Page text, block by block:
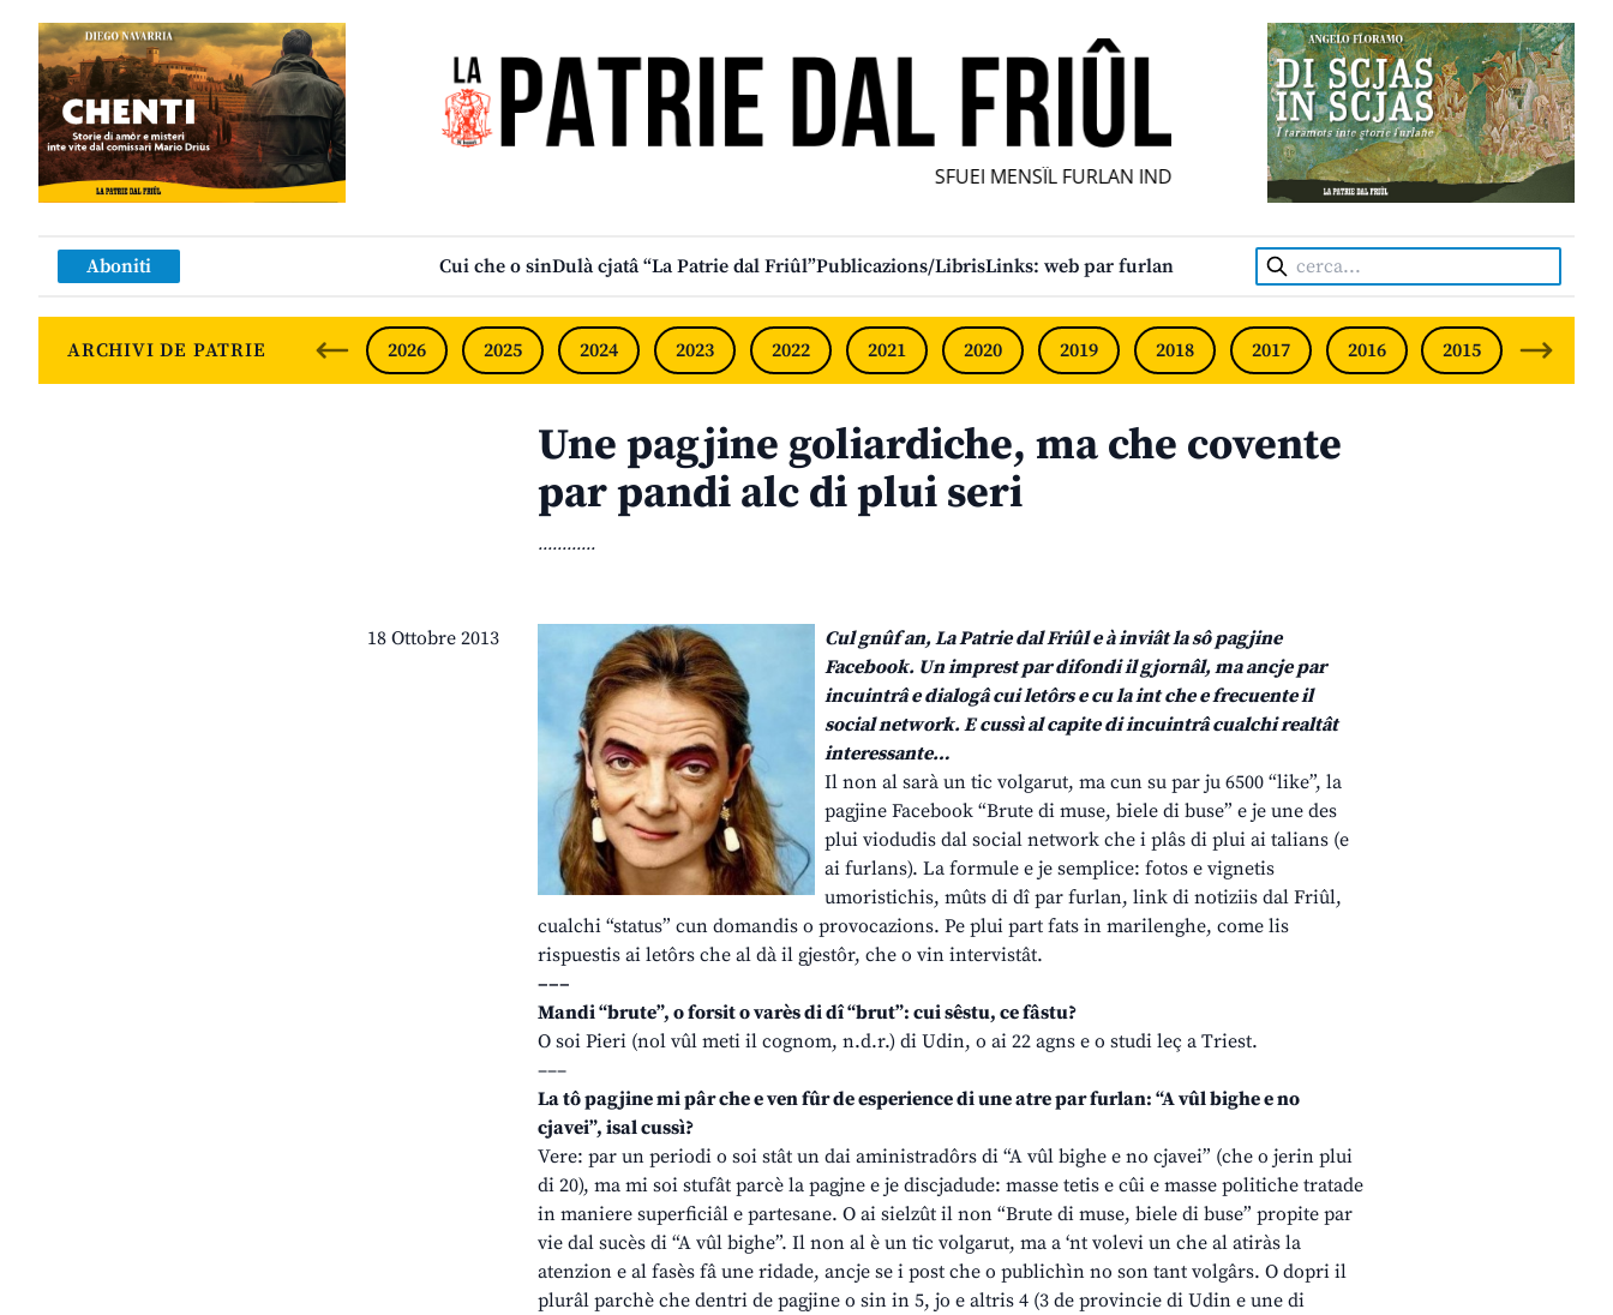
SFUEI MENSÎL FURLAN INDIPENDENT • INDEPENDENT FRIULIAN MONTHLY •
Aboniti Cui che o sinDulà cjatâ “La Patrie dal Friûl”Publicazions/LibrisLinks: web par furlan Cerca:
ARCHIVI DE PATRIE 2026 2025 2024 2023 2022 2021 2020 2019 2018 2017 2016 2015 2014
Une pagjine goliardiche, ma che covente
par pandi alc di plui seri
............
18 Ottobre 2013
Cul gnûf an, La Patrie dal Friûl e à inviât la sô pagjine
Facebook. Un imprest par difondi il gjornâl, ma ancje par
incuintrâ e dialogâ cui letôrs e cu la int che e frecuente il
social network. E cussì al capite di incuintrâ cualchi realtât
interessante…
Il non al sarà un tic volgarut, ma cun su par ju 6500 “like”, la
pagjine Facebook “Brute di muse, biele di buse” e je une des
plui viodudis dal social network che i plâs di plui ai talians (e
ai furlans). La formule e je semplice: fotos e vignetis
umoristichis, mûts di dî par furlan, link di notiziis dal Friûl,
cualchi “status” cun domandis o provocazions. Pe plui part fats in marilenghe, come lis
rispuestis ai letôrs che al dà il gjestôr, che o vin intervistât.
–––
Mandi “brute”, o forsit o varès di dî “brut”: cui sêstu, ce fâstu?
O soi Pieri (nol vûl meti il cognom, n.d.r.) di Udin, o ai 22 agns e o studi leç a Triest.
–––
La tô pagjine mi pâr che e ven fûr de esperience di une atre par furlan: “A vûl bighe e no
cjavei”, isal cussì?
Vere: par un periodi o soi stât un dai aministradôrs di “A vûl bighe e no cjavei” (che o jerin plui
di 20), ma mi soi stufât parcè la pagjne e je discjadude: masse tetis e cûi e masse politiche tratade
in maniere superficiâl e partesane. O ai sielzût il non “Brute di muse, biele di buse” propite par
vie dal sucès di “A vûl bighe”. Il non al è un tic volgarut, ma a ‘nt volevi un che al atiràs la
atenzion e al fasès fâ une ridade, ancje se i post che o publichìn no son tant volgârs. O dopri il
plurâl parchè che dentri de pagjine o sin in 5, jo e altris 4 (3 de provincie di Udin e une di